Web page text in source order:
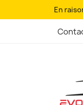
En